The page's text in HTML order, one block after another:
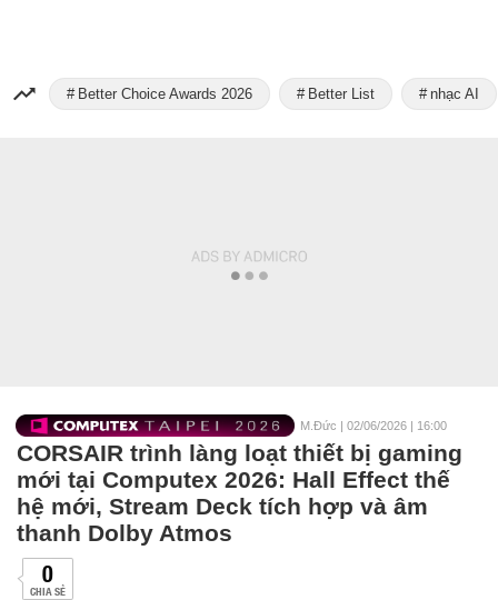
Better Choice Awards 2026 Better List nhạc AI
M.Đức |02/06/2026 | 16:00
CORSAIR trình làng loạt thiết bị gaming
mới tại Computex 2026: Hall Effect thế
hệ mới, Stream Deck tích hợp và âm
thanh Dolby Atmos
0
CHIA SẺ